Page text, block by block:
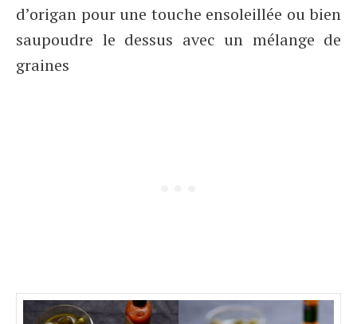
d’origan pour une touche ensoleillée ou bien
saupoudre le dessus avec un mélange de
graines